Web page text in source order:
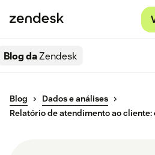
Blog daZendesk
Blog
Dados e análises
Relatório de atendimento ao cliente: